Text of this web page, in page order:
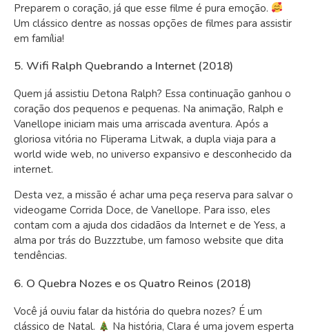
Preparem o coração, já que esse filme é pura emoção.
Um clássico dentre as nossas opções de filmes para assistir
em família!
5. Wifi Ralph Quebrando a Internet (2018)
Quem já assistiu Detona Ralph? Essa continuação ganhou o
coração dos pequenos e pequenas. Na animação, Ralph e
Vanellope iniciam mais uma arriscada aventura. Após a
gloriosa vitória no Fliperama Litwak, a dupla viaja para a
world wide web, no universo expansivo e desconhecido da
internet.
Desta vez, a missão é achar uma peça reserva para salvar o
videogame Corrida Doce, de Vanellope. Para isso, eles
contam com a ajuda dos cidadãos da Internet e de Yess, a
alma por trás do Buzzztube, um famoso website que dita
tendências.
6. O Quebra Nozes e os Quatro Reinos (2018)
Você já ouviu falar da história do quebra nozes? É um
clássico de Natal. ‍
Na história, Clara é uma jovem esperta